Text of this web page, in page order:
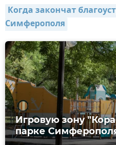
Когда закончат
Симферополя
Игровую зону
парке